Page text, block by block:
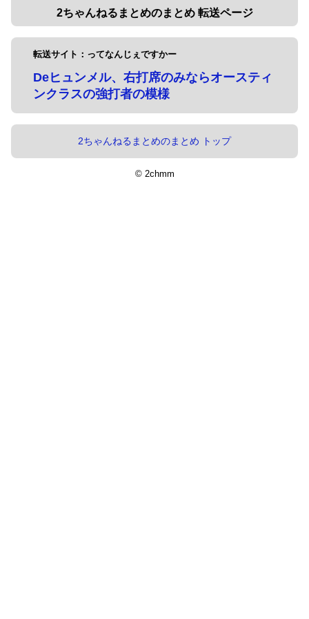
2ちゃんねるまとめのまとめ 転送ページ
転送サイト：ってなんじぇですかー
Deヒュンメル、右打席のみならオースティ
ンクラスの強打者の模様
2ちゃんねるまとめのまとめ トップ
© 2chmm